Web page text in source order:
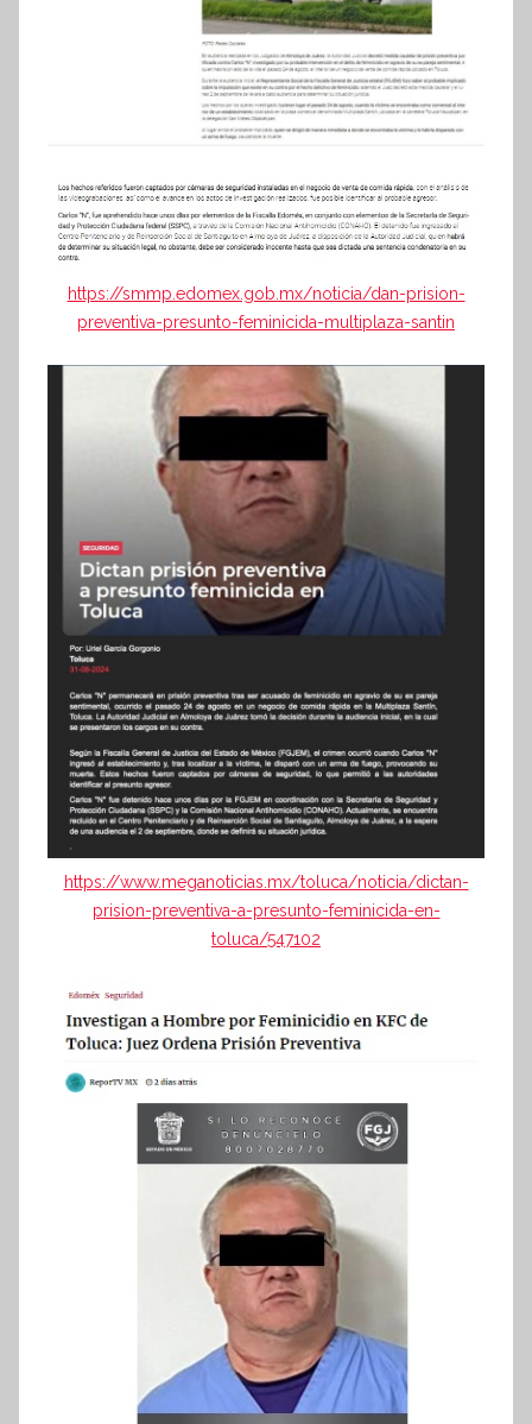
https://smmp.edomex.gob.mx/noticia/dan-prision-
preventiva-presunto-feminicida-multiplaza-santin
https://www.meganoticias.mx/toluca/noticia/dictan-
prision-preventiva-a-presunto-feminicida-en-
toluca/547102